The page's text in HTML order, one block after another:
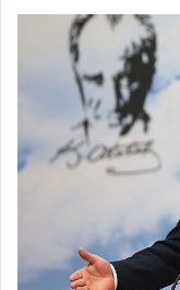
r
-
o
s
ö
n